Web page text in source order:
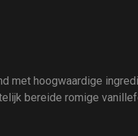
met hoogwaardige
bereide romige